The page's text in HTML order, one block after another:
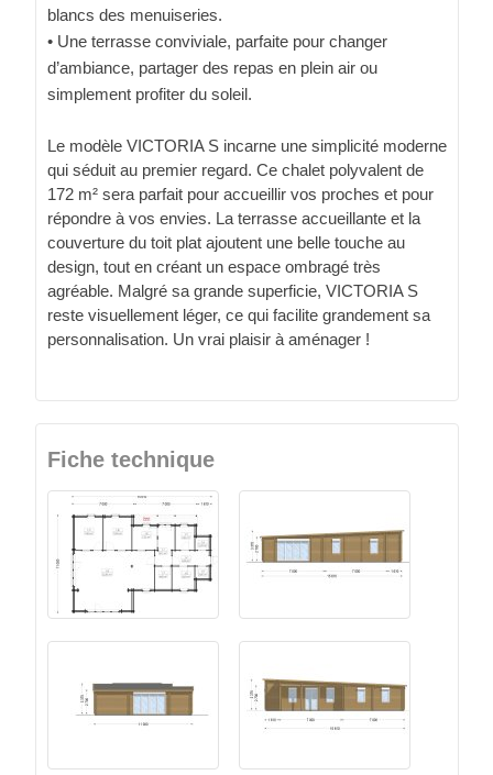
blancs des menuiseries.
• Une terrasse conviviale, parfaite pour changer
d’ambiance, partager des repas en plein air ou
simplement profiter du soleil.
Le modèle VICTORIA S incarne une simplicité moderne
qui séduit au premier regard. Ce chalet polyvalent de
172 m² sera parfait pour accueillir vos proches et pour
répondre à vos envies. La terrasse accueillante et la
couverture du toit plat ajoutent une belle touche au
design, tout en créant un espace ombragé très
agréable. Malgré sa grande superficie, VICTORIA S
reste visuellement léger, ce qui facilite grandement sa
personnalisation. Un vrai plaisir à aménager !
Fiche technique